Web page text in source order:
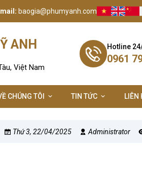
baogia@phumyanh.com
ANH
Việt Nam
Hotline
0961
CHÚNG TÔI TIN TỨC LIÊN
Thứ 3, 22/04/2025 Administrator